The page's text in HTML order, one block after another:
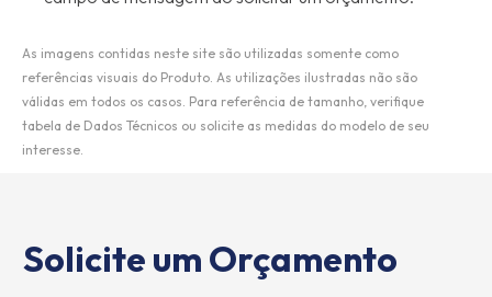
As imagens contidas neste site são utilizadas somente como
referências visuais do Produto. As utilizações ilustradas não são
válidas em todos os casos. Para referência de tamanho, verifique
tabela de Dados Técnicos ou solicite as medidas do modelo de seu
interesse.
Solicite um Orçamento